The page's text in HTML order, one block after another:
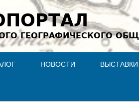
Jump to navigation
ГЕОГРАФИЧЕСКОГО
НОВОСТИ ВЫСТАВКИ